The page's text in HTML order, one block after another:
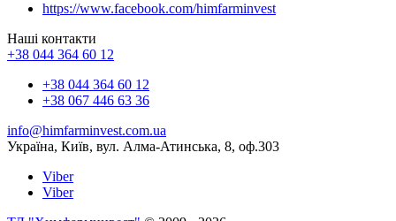
https://www.facebook.com/himfarminvest
Наші контакти
+38 044 364 60 12
+38 044 364 60 12
+38 067 446 63 36
info@himfarminvest.com.ua
Україна, Київ, вул. Алма-Атинська, 8, оф.303
Viber
Viber